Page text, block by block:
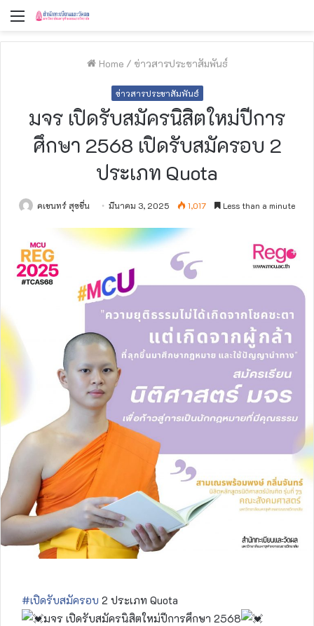
Menu
Home / ข่าวสารประชาสัมพันธ์
ข่าวสารประชาสัมพันธ์
มจร เปิดรับสมัครนิสิตใหม่ปีการ
ศึกษา 2568 เปิดรับสมัครอบ 2
ประเภท Quota
คเชนทร์ สุขชื่น มีนาคม 3, 2025 1,017 Less than a minute
#เปิดรับสมัครอบ 2 ประเภท Quota
มจร เปิดรับสมัครนิสิตใหม่ปีการศึกษา 2568